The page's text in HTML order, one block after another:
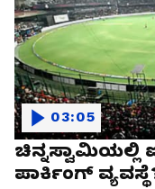
ಚಿನ್ನಸ್ವಾಮಿಯಲ್ಲಿ
ಪಾರ್ಕಿಂಗ್
03:05